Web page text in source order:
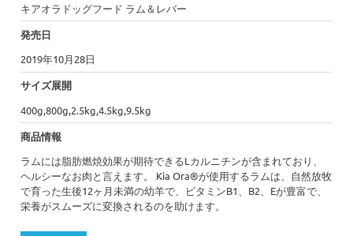
キアオラドッグフード ラム＆レバー
発売日
2019年10月28日
サイズ展開
400g,800g,2.5kg,4.5kg,9.5kg
商品情報
ラムには脂肪燃焼効果が期待できるLカルニチンが含まれており、
ヘルシーなお肉と言えます。 Kia Ora®が使用するラムは、自然放牧
で育った生後12ヶ月未満の幼羊で、ビタミンB1、B2、Eが豊富で、
栄養がスムーズに変換されるのを助けます。